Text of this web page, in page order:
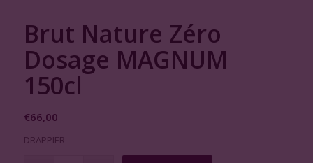
Brut Nature Zéro
Dosage MAGNUM
150cl
€66,00
DRAPPIER